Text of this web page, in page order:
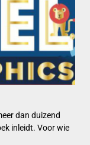
dan duizend
inleidt. Voor wie